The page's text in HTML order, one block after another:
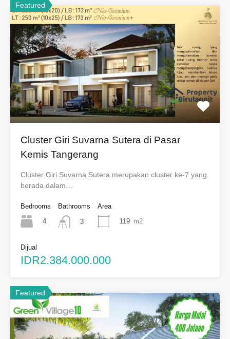
Featured
Cluster Giri Suvarna Sutera di Pasar
Kemis Tangerang
Cluster Giri Suvarna Sutera merupakan cluster ke-7 yang
berada dalam…
Bedrooms
4
Bathrooms
3
Area
119 m2
Dijual
IDR2.384.000.000
Featured